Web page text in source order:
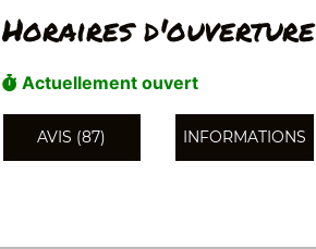
Horaires d'ouverture
Actuellement ouvert
AVIS (87) INFORMATIONS